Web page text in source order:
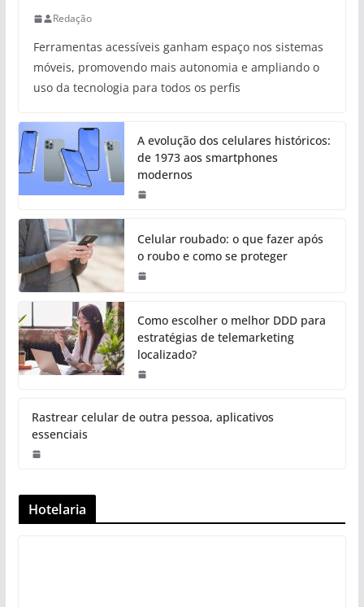
Redação
Ferramentas acessíveis ganham espaço nos sistemas
móveis, promovendo mais autonomia e ampliando o
uso da tecnologia para todos os perfis
A evolução dos celulares históricos:
de 1973 aos smartphones
modernos
Celular roubado: o que fazer após
o roubo e como se proteger
Como escolher o melhor DDD para
estratégias de telemarketing
localizado?
Rastrear celular de outra pessoa, aplicativos
essenciais
Hotelaria